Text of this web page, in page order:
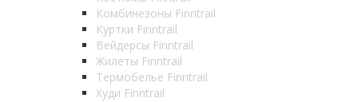
Комбинезоны Finntrail
Куртки Finntrail
Вейдерсы Finntrail
Жилеты Finntrail
Термобелье Finntrail
Худи Finntrail